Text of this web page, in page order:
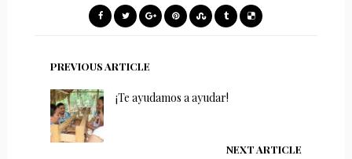
PREVIOUS ARTICLE
¡Te ayudamos a ayudar!
NEXT ARTICLE